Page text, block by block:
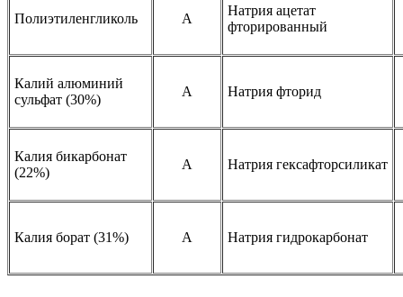
Полиэтиленгликоль A
Натрия ацетат
фторированный
Калий алюминий
сульфат (30%)
A Натрия фторид
Калия бикарбонат
(22%)
A Натрия гексафторсиликат
Калия борат (31%) A Натрия гидрокарбонат